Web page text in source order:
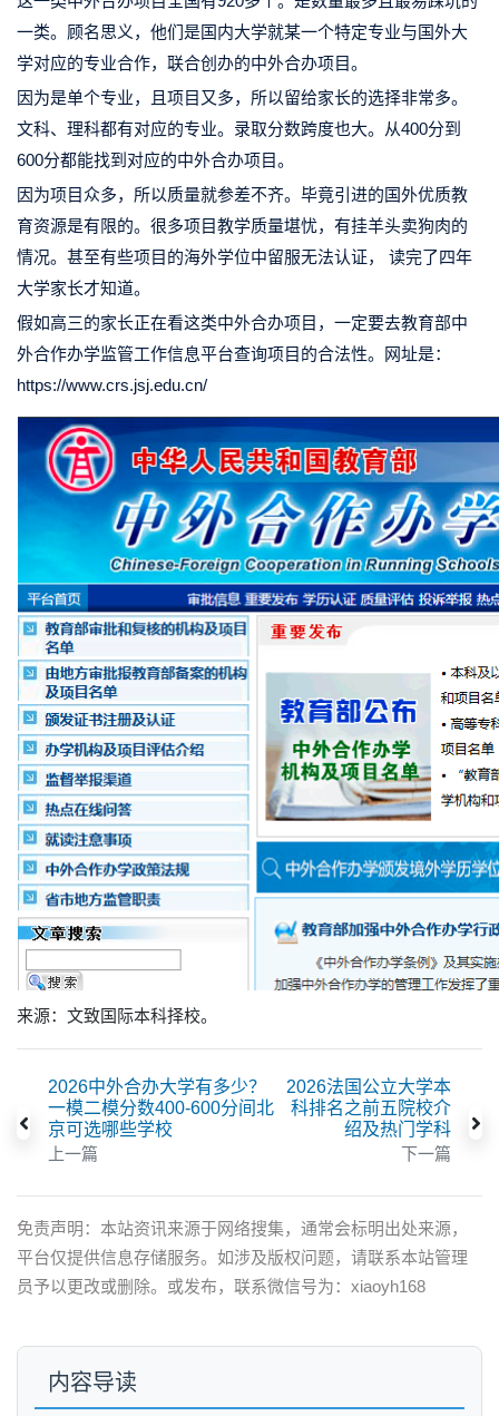
一类。顾名思义，他们是国内大学就某一个特定专业与国外大
学对应的专业合作，联合创办的中外合办项目。
因为是单个专业，且项目又多，所以留给家长的选择非常多。
文科、理科都有对应的专业。录取分数跨度也大。从400分到
600分都能找到对应的中外合办项目。
因为项目众多，所以质量就参差不齐。毕竟引进的国外优质教
育资源是有限的。很多项目教学质量堪忧，有挂羊头卖狗肉的
情况。甚至有些项目的海外学位中留服无法认证， 读完了四年
大学家长才知道。
假如高三的家长正在看这类中外合办项目，一定要去教育部中
外合作办学监管工作信息平台查询项目的合法性。网址是：
https://www.crs.jsj.edu.cn/
来源：文致国际本科择校。
2026中外合办大学有多少？
一模二模分数400-600分间北
京可选哪些学校
上一篇
2026法国公立大学本
科排名之前五院校介
绍及热门学科
下一篇
免责声明：本站资讯来源于网络搜集，通常会标明出处来源，
平台仅提供信息存储服务。如涉及版权问题，请联系本站管理
员予以更改或删除。或发布，联系微信号为：xiaoyh168
内容导读